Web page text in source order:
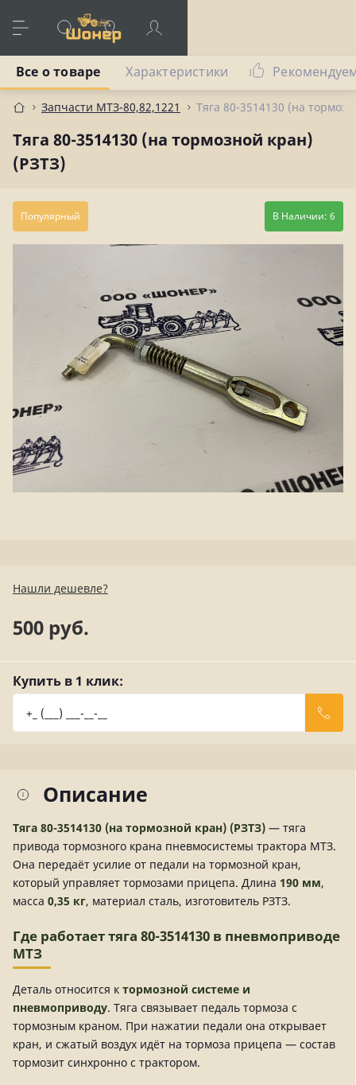
Запчасти МТЗ-80,82,1221 Тяга 80-3514130 (на
Тяга 80-3514130 (на тормозной кран)
(РЗТЗ)
Все о товаре Характеристики
Популярный В Наличии: 6
Нашли дешевле?
500 руб.
Купить в 1 клик:
Описание
Тяга 80-3514130 (на тормозной кран) (РЗТЗ) — тяга
привода тормозного крана пневмосистемы трактора МТЗ.
Она передаёт усилие от педали на тормозной кран,
который управляет тормозами прицепа. Длина 190 мм,
масса 0,35 кг, материал сталь, изготовитель РЗТЗ.
Где работает тяга 80-3514130 в пневмоприводе
МТЗ
Деталь относится к тормозной системе и
пневмоприводу. Тяга связывает педаль тормоза с
тормозным краном. При нажатии педали она открывает
кран, и сжатый воздух идёт на тормоза прицепа — состав
тормозит синхронно с трактором.